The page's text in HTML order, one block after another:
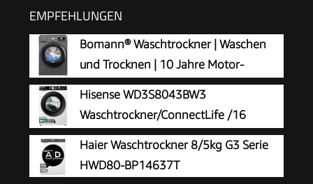
EMPFEHLUNGEN
Bomann® Waschtrockner | Waschen
und Trocknen | 10 Jahre Motor-
Garantie | 8 kg Waschen, 5 kg Trocknen
| Invertermotor | 1400 U/Min | Waschmaschine
mit Trockner integriert | WAT 7186 titan
Hisense WD3S8043BW3
Waschtrockner/ConnectLife /16
Programme /8 KG, 54 Liter /1400
U/min/Dampffunktion/JetWash/Anti-Allergie
Program/Auto Program/Eco Wash/Steam
Haier Waschtrockner 8/5kg G3 Serie
HWD80-BP14637T